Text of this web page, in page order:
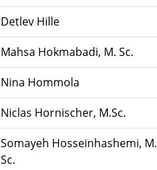
Detlev Hille
Mahsa Hokmabadi, M. Sc.
Nina Hommola
Niclas Hornischer, M.Sc.
Somayeh Hosseinhashemi, M.
Sc.